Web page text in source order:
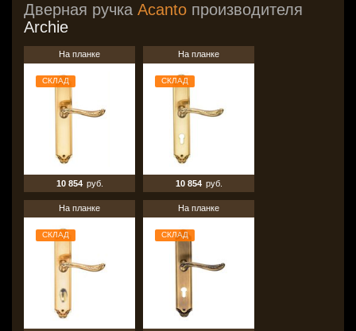
Дверная ручка Acanto производителя
Archie
На планке
СКЛАД
10 854 руб.
На планке
СКЛАД
10 854 руб.
На планке
СКЛАД
На планке
СКЛАД